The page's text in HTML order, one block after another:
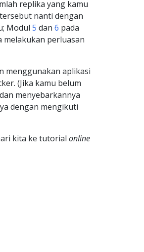
replika yang kamu
nanti dengan
Modul 5 dan 6 pada
melakukan perluasan
menggunakan aplikasi
(Jika kamu belum
menyebarkannya
dengan mengikuti
kita ke tutorial online